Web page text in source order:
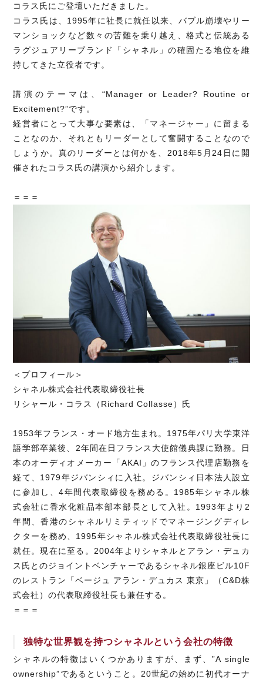
コラス氏にご登壇いただきました。
コラス氏は、1995年に社長に就任以来、バブル崩壊やリー
マンショックなど数々の苦難を乗り越え、格式と伝統ある
ラグジュアリーブランド「シャネル」の確固たる地位を維
持してきた立役者です。
講演のテーマは、“Manager or Leader? Routine or
Excitement?”です。
経営者にとって大事な要素は、「マネージャー」に留まる
ことなのか、それともリーダーとして奮闘することなので
しょうか。真のリーダーとは何かを、2018年5月24日に開
催されたコラス氏の講演から紹介します。
＝＝＝
＜プロフィール＞
シャネル株式会社代表取締役社長
リシャール・コラス（Richard Collasse）氏
1953年フランス・オード地方生まれ。1975年パリ大学東洋
語学部卒業後、2年間在日フランス大使館儀典課に勤務。日
本のオーディオメーカー「AKAI」のフランス代理店勤務を
経て、1979年ジバンシィに入社。ジバンシィ日本法人設立
に参加し、4年間代表取締役を務める。1985年シャネル株
式会社に香水化粧品本部本部長として入社。1993年より2
年間、香港のシャネルリミティッドでマネージングディレ
クターを務め、1995年シャネル株式会社代表取締役社長に
就任。現在に至る。2004年よりシャネルとアラン・デュカ
ス氏とのジョイントベンチャーであるシャネル銀座ビル10F
のレストラン「ベージュ アラン・デュカス 東京」（C&D株
式会社）の代表取締役社長も兼任する。
＝＝＝
独特な世界観を持つシャネルという会社の特徴
シャネルの特徴はいくつかありますが、まず、”A single
ownership”であるということ。20世紀の始めに初代オーナ